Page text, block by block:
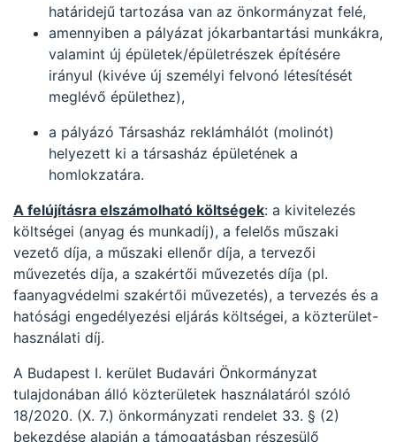
határidejű tartozása van az önkormányzat felé,
amennyiben a pályázat jókarbantartási munkákra,
valamint új épületek/épületrészek építésére
irányul (kivéve új személyi felvonó létesítését
meglévő épülethez),
a pályázó Társasház reklámhálót (molinót)
helyezett ki a társasház épületének a
homlokzatára.
A felújításra elszámolható költségek: a kivitelezés
költségei (anyag és munkadíj), a felelős műszaki
vezető díja, a műszaki ellenőr díja, a tervezői
művezetés díja, a szakértői művezetés díja (pl.
faanyagvédelmi szakértői művezetés), a tervezés és a
hatósági engedélyezési eljárás költségei, a közterület-
használati díj.
A Budapest I. kerület Budavári Önkormányzat
tulajdonában álló közterületek használatáról szóló
18/2020. (X. 7.) önkormányzati rendelet 33. § (2)
bekezdése alapján a támogatásban részesülő